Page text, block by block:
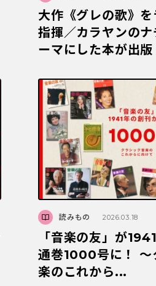
大作《グレの歌》
指揮／カラヤンの
ーマにした本が出版
読みもの 2026.03.18
「音楽の友」が
通巻1000号に！ 〜
楽のこれから...